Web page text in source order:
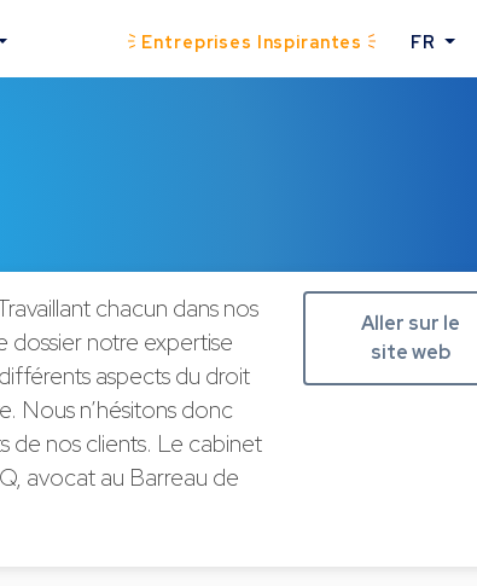
Entreprises Inspirantes FR
chacun dans nos
notre expertise
aspects du droit
Nous n’hésitons donc
de nos clients. Le cabinet
avocat au Barreau de
Aller sur le
site web